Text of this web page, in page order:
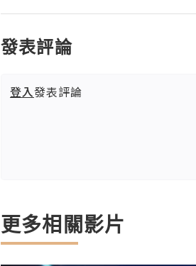
發表評論
登入發表評論
更多相關影片